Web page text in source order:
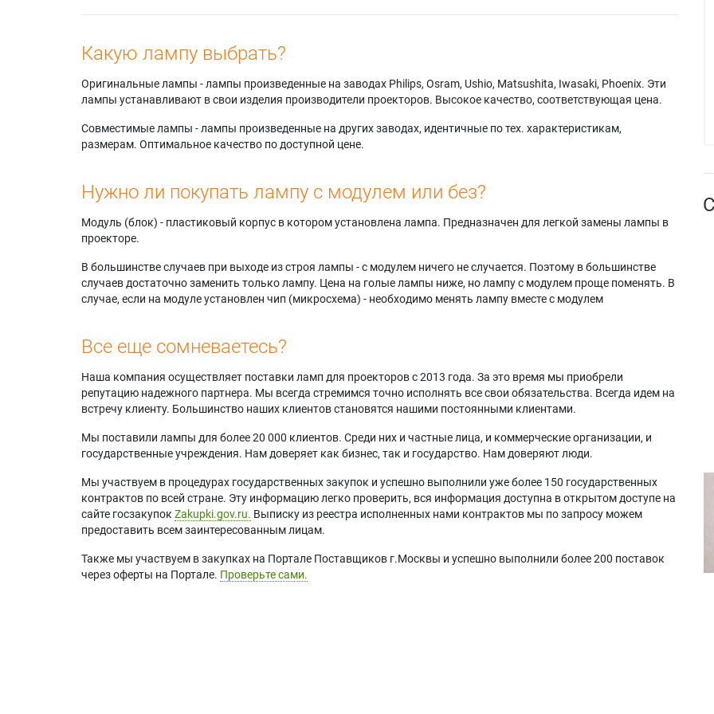
Какую лампу выбрать?
Оригинальные лампы - лампы произведенные на заводах Philips, Osram, Ushio, Matsushita, Iwasaki, Phoenix. Эти
лампы устанавливают в свои изделия производители проекторов. Высокое качество, соответствующая цена.
Совместимые лампы - лампы произведенные на других заводах, идентичные по тех. характеристикам,
размерам. Оптимальное качество по доступной цене.
Нужно ли покупать лампу с модулем или без?
Модуль (блок) - пластиковый корпус в котором установлена лампа. Предназначен для легкой замены лампы в
проекторе.
В большинстве случаев при выходе из строя лампы - с модулем ничего не случается. Поэтому в большинстве
случаев достаточно заменить только лампу. Цена на голые лампы ниже, но лампу с модулем проще поменять. В
случае, если на модуле установлен чип (микросхема) - необходимо менять лампу вместе с модулем
Все еще сомневаетесь?
Наша компания осуществляет поставки ламп для проекторов с 2013 года. За это время мы приобрели
репутацию надежного партнера. Мы всегда стремимся точно исполнять все свои обязательства. Всегда идем на
встречу клиенту. Большинство наших клиентов становятся нашими постоянными клиентами.
Мы поставили лампы для более 20 000 клиентов. Среди них и частные лица, и коммерческие организации, и
государственные учреждения. Нам доверяет как бизнес, так и государство. Нам доверяют люди.
Мы участвуем в процедурах государственных закупок и успешно выполнили уже более 150 государственных
контрактов по всей стране. Эту информацию легко проверить, вся информация доступна в открытом доступе на
сайте госзакупок Zakupki.gov.ru. Выписку из реестра исполненных нами контрактов мы по запросу можем
предоставить всем заинтересованным лицам.
Также мы участвуем в закупках на Портале Поставщиков г.Москвы и успешно выполнили более 200 поставок
через оферты на Портале. Проверьте сами.